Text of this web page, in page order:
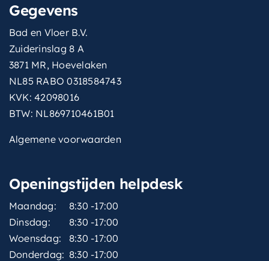
Gegevens
Bad en Vloer B.V.
Zuiderinslag 8 A
3871 MR, Hoevelaken
NL85 RABO 0318584743
KVK: 42098016
BTW: NL869710461B01
Algemene voorwaarden
Openingstijden helpdesk
Maandag:
8:30 -17:00
Dinsdag:
8:30 -17:00
Woensdag:
8:30 -17:00
Donderdag: 8:30 -17:00